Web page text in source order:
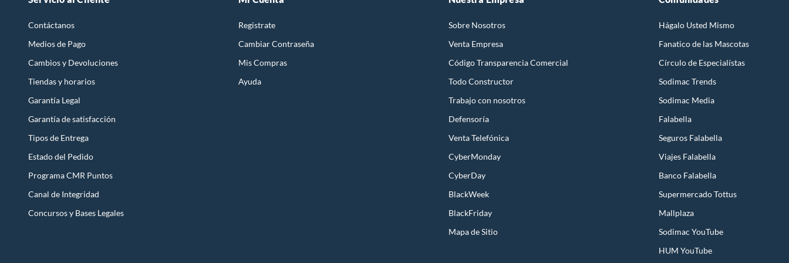
Contáctanos
Medios de Pago
Cambios y Devoluciones
Tiendas y horarios
Garantía Legal
Garantía de satisfacción
Tipos de Entrega
Estado del Pedido
Programa CMR Puntos
Canal de Integridad
Concursos y Bases Legales
Registrate
Cambiar Contraseña
Mis Compras
Ayuda
Sobre Nosotros
Venta Empresa
Código Transparencia Comercial
Todo Constructor
Trabajo con nosotros
Defensoría
Venta Telefónica
CyberMonday
CyberDay
BlackWeek
BlackFriday
Mapa de Sitio
Hágalo Usted Mismo
Fanatico de las Mascotas
Círculo de Especialístas
Sodimac Trends
Sodimac Media
Falabella
Seguros Falabella
Viajes Falabella
Banco Falabella
Supermercado Tottus
Mallplaza
Sodimac YouTube
HUM YouTube